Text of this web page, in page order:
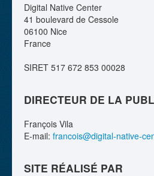
Digital Native Center
41 boulevard de Cessole
06100 Nice
France
SIRET 517 672 853 00028
DIRECTEUR DE LA
François Vila
E-mail: francois@digital-native-
SITE RÉALISÉ PAR